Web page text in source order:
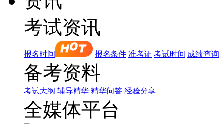
考试资讯
报名时间 报名条件 准考证 考试时间 成绩查询
备考资料
考试大纲 辅导精华 精华问答 经验分享
全媒体平台